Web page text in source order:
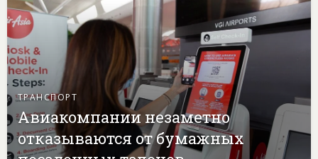
ТРАНСПОРТ
Авиакомпании незаметно
отказываются от бумажных